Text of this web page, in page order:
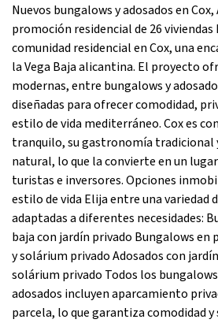
Nuevos bungalows y adosados en
promoción residencial de 26 viviendas
comunidad residencial en Cox, una
la Vega Baja alicantina. El proyecto
modernas, entre bungalows y
diseñadas para ofrecer comodidad,
estilo de vida mediterráneo. Cox es
tranquilo, su gastronomía tradicional
natural, lo que la convierte en un
turistas e inversores. Opciones
estilo de vida Elija entre una variedad
adaptadas a diferentes necesidades:
baja con jardín privado Bungalows
y solárium privado Adosados con
solárium privado Todos los
adosados incluyen aparcamiento
parcela, lo que garantiza comodidad y